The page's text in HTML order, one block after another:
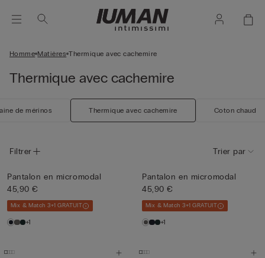
Homme Matières Thermique avec cachemire
Thermique avec cachemire
de mérinos Thermique avec cachemire Coton chaud
Filtrer Trier par
Pantalon en micromodal
45,90 €
Mix & Match 3+1 GRATUIT
+1
Pantalon en micromodal
45,90 €
Mix & Match 3+1 GRATUIT
+1